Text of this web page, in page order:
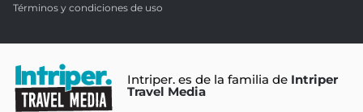
Términos y condiciones de uso
Intriper. es de la familia de Intriper
Travel Media